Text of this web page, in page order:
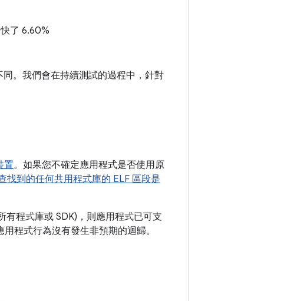
了 6.60%
。我們會在持續測試的過程中，針對
置。如果您不確定應用程式是否使用原
找到的任何共用程式庫的 ELF 區段是
程式庫或 SDK)，則應用程式已可支
用程式行為沒有發生非預期的迴歸。